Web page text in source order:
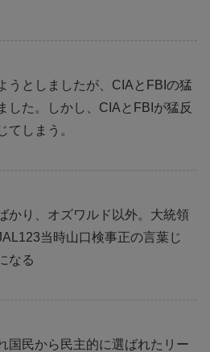
うとしましたが、CIAとFBIの猛
した。しかし、CIAとFBIが猛反
てしまう。
かり、オズワルド以外。大統領
当時山口検事正の言葉じ
なる
国民から民主的に選ばれたリー